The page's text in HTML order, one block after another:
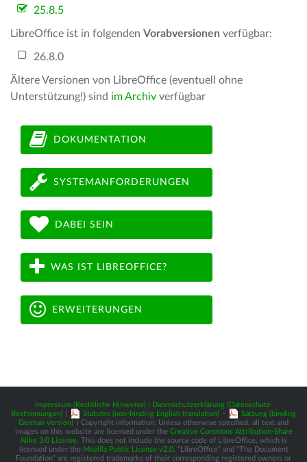
25.8.5
LibreOffice ist in folgenden Vorabversionen verfügbar:
26.8.0
Ältere Versionen von LibreOffice (eventuell ohne
Unterstützung!) sind im Archiv verfügbar
DOKUMENTATION
SYSTEMANFORDERUNGEN
DABEI SEIN
WAS IST LIBREOFFICE?
ERWEITERUNGEN
Impressum (Rechtliche Hinweise)|
Datenschutzerklärung (Datenschutz-
Bestimmungen)
Statutes (non-binding English translation) -
Satzung (binding
German version)
| Copyright information: Unless otherwise specified, all text and
images on this website are licensed under the Creative Commons Attribution-Share
Alike 3.0 License . This does not include the source code of LibreOffice, which is
licensed under the Mozilla Public License v2.0. “LibreOffice” and “The Document
Foundation” are registered trademarks of their corresponding registered owners or